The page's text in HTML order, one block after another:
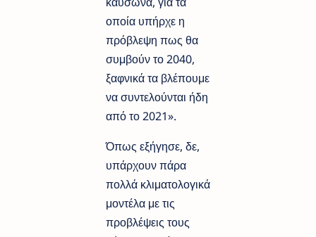
οποία υπήρχε η
πρόβλεψη πως θα
συμβούν το 2040,
ξαφνικά τα βλέπουμε
να συντελούνται ήδη
από το 2021».
Όπως εξήγησε, δε,
υπάρχουν πάρα
πολλά κλιματολογικά
μοντέλα με τις
προβλέψεις τους